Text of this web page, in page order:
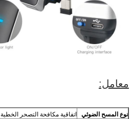
معامل:
نوع المسح الضوئي
اتفاقية مكافحة التصحر الخطية